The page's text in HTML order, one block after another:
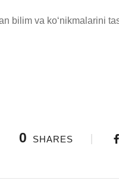
bilim va ko‘nikmalarini
0 SHARES